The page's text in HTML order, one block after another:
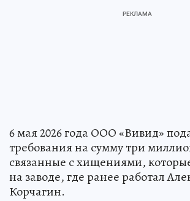
6 мая 2026 года ООО «Вивид»
требования на сумму три
связанные с хищениями,
на заводе, где ранее работал
Корчагин.